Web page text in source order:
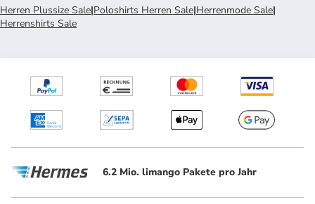
Herren Plussize Sale|Poloshirts Herren Sale|Herrenmode Sale|
Herrenshirts Sale
6.2 Mio. limango Pakete pro Jahr